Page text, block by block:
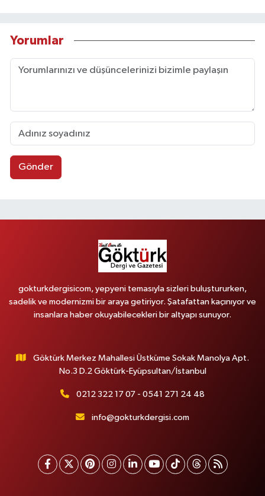
Yorumlar
Gönder
gokturkdergisicom, yepyeni temasıyla sizleri buluştururken,
sadelik ve modernizmi bir araya getiriyor. Şatafattan kaçınıyor ve
insanlara haber okuyabilecekleri bir altyapı sunuyor.
Göktürk Merkez Mahallesi Üstküme Sokak Manolya Apt.
No.3 D.2 Göktürk-Eyüpsultan/İstanbul
0212 322 17 07 - 0541 271 24 48
info@gokturkdergisi.com